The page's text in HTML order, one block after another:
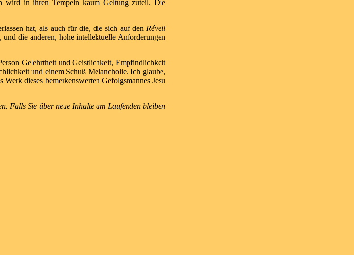
wird in ihren Tempeln kaum Geltung zuteil. Die
hat, als auch für die, die sich auf den Réveil
die anderen, hohe intellektuelle Anforderungen
Gelehrtheit und Geistlichkeit, Empfindlichkeit
und einem Schuß Melancholie. Ich glaube,
dieses bemerkenswerten Gefolgsmannes Jesu
Falls Sie über neue Inhalte am Laufenden bleiben